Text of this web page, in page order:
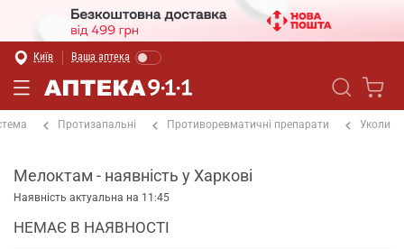
Київ Ваша аптека
Протизапальні Противоревматичні препарати Уколи
Мелоктам - наявність у Харкові
Наявність актуальна на 11:45
НЕМАЄ В НАЯВНОСТІ